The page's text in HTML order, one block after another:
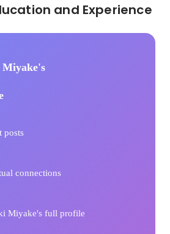
posts
connections
Miyake's full profile